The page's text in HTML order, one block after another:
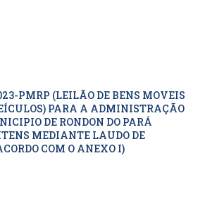
PMRP (LEILÃO DE BENS MOVEIS
PARA A ADMINISTRAÇÃO
DE RONDON DO PARÁ
MEDIANTE LAUDO DE
COM O ANEXO I)